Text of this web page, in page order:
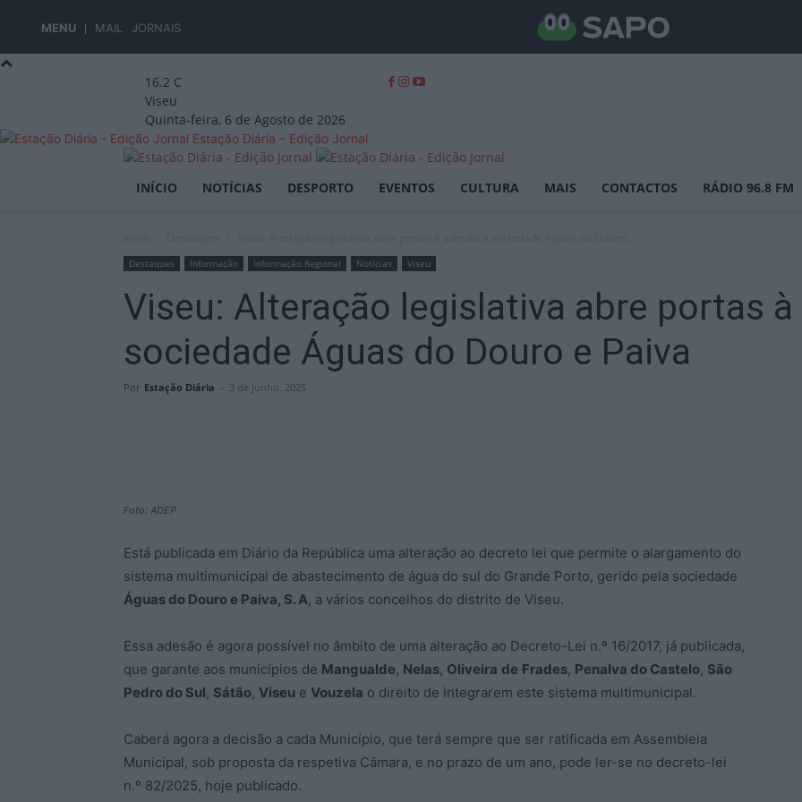
MENU MAIL JORNAIS
16.2 C
Viseu
Quinta-feira, 6 de Agosto de 2026
Estação Diária – Edição Jornal
INÍCIO NOTÍCIAS DESPORTO EVENTOS CULTURA MAIS CONTACTOS RÁDIO 96.8 FM
Destaques Informação Informação Regional Notícias Viseu
Viseu: Alteração legislativa abre portas à
sociedade Águas do Douro e Paiva
Por Estação Diária - 3 de Junho, 2025
Foto: ADEP
Está publicada em Diário da República uma alteração ao decreto lei que permite o alargamento do
sistema multimunicipal de abastecimento de água do sul do Grande Porto, gerido pela sociedade
Águas do Douro e Paiva, S. A, a vários concelhos do distrito de Viseu.
Essa adesão é agora possível no âmbito de uma alteração ao Decreto-Lei n.º 16/2017, já publicada,
que garante aos municípios de Mangualde, Nelas, Oliveira de Frades, Penalva do Castelo, São
Pedro do Sul, Sátão, Viseu e Vouzela o direito de integrarem este sistema multimunicipal.
Caberá agora a decisão a cada Município, que terá sempre que ser ratificada em Assembleia
Municipal, sob proposta da respetiva Câmara, e no prazo de um ano, pode ler-se no decreto-lei
n.º 82/2025, hoje publicado.